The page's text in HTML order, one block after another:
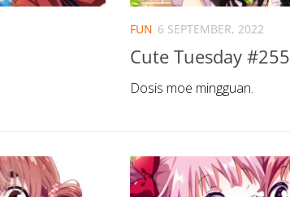
FUN 6 SEPTEMBER, 2022
Cute Tuesday #255
Dosis moe mingguan.